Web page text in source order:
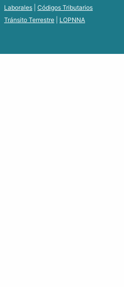
Laborales
Códigos Tributarios
Tránsito Terrestre
LOPNNA